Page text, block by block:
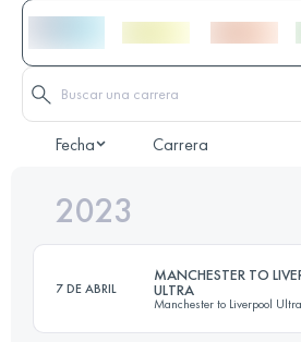
Fecha Carrera
2023
7 DE ABRIL
MANCHESTER TO
ULTRA
Manchester to Liverpool Ultra